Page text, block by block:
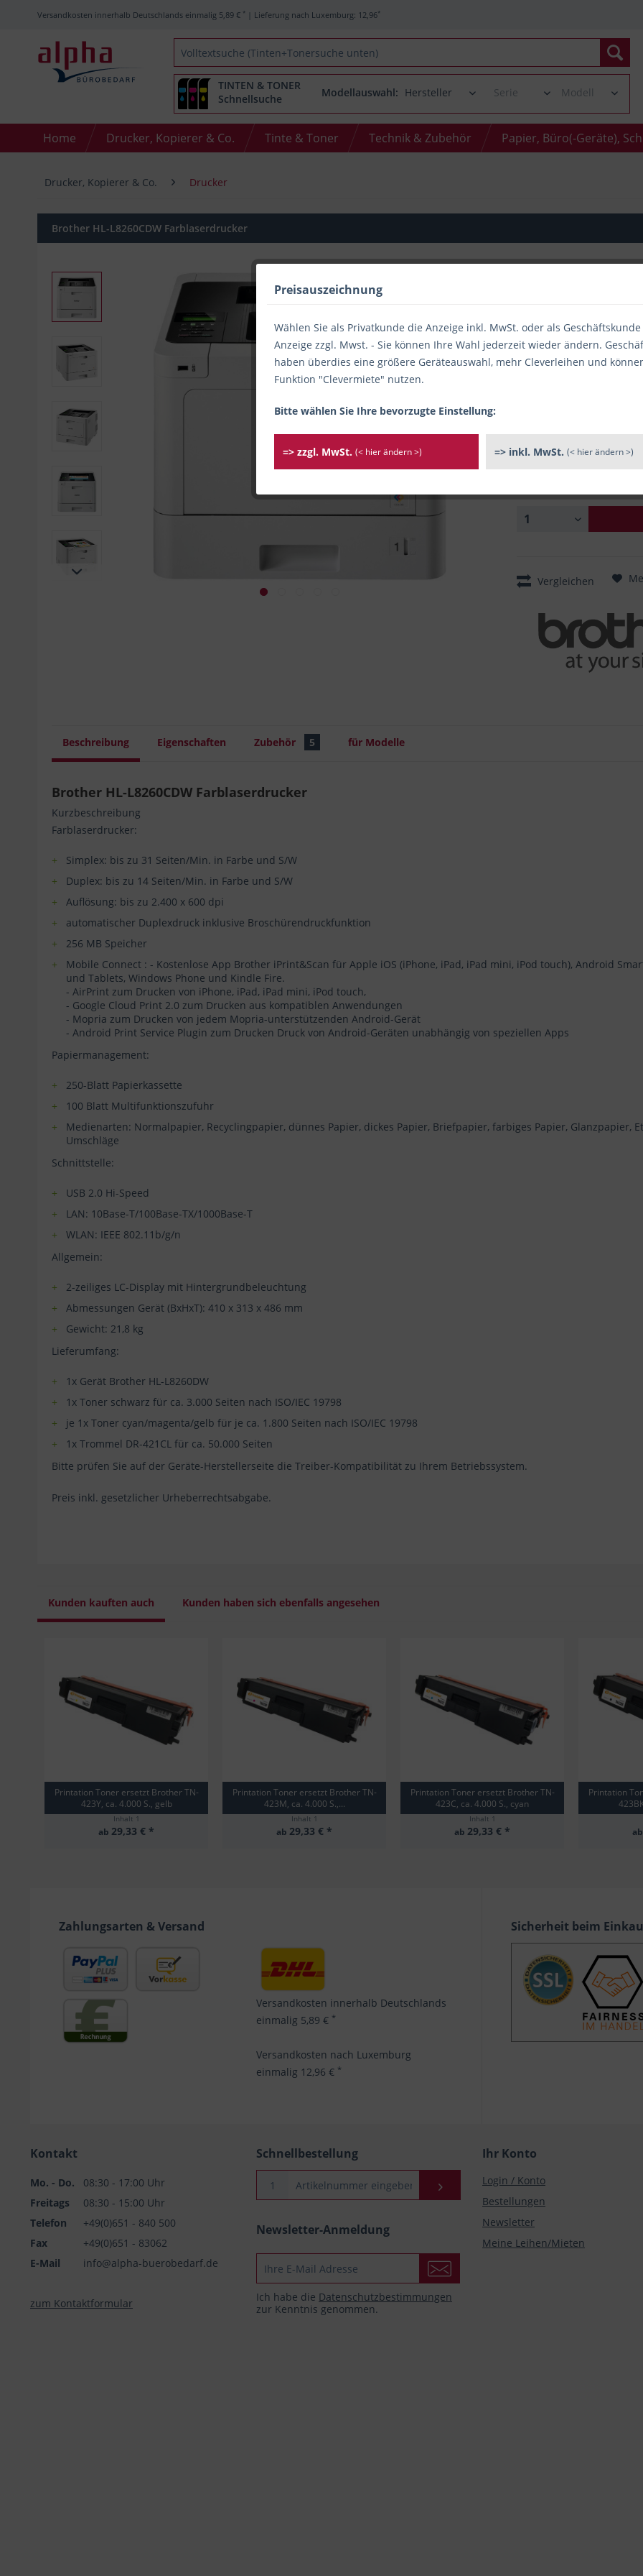
Versandkosten innerhalb Deutschlands einmalig 5,89 € * | Lieferung nach Luxemburg: 12,96*
TINTEN & TONER
Schnellsuche
Modellauswahl:
Home Drucker, Kopierer & Co. Tinte & Toner Technik & Zubehör Papier, Büro(-Geräte),
Drucker, Kopierer & Co. Drucker
Brother HL-L8260CDW Farblaserdrucker
Restbestand: mehr als 2 Stück
Sofort versandfertig,
/
Hersteller bzw.
Brother International GmbH,
riedla@brother.de
Vergleichen
Beschreibung Eigenschaften Zubehör 5 für Modelle
Brother HL-L8260CDW Farblaserdrucker
Kurzbeschreibung
Farblaserdrucker:
Simplex: bis zu 31 Seiten/Min. in Farbe und S/W
Duplex: bis zu 14 Seiten/Min. in Farbe und S/W
Auflösung: bis zu 2.400 x 600 dpi
automatischer Duplexdruck inklusive Broschürendruckfunktion
256 MB Speicher
Mobile Connect : - Kostenlose App Brother iPrint&Scan für Apple iOS (iPhone, iPad, iPad mini, iPod touch), Android
und Tablets, Windows Phone und Kindle Fire.
- AirPrint zum Drucken von iPhone, iPad, iPad mini, iPod touch,
- Google Cloud Print 2.0 zum Drucken aus kompatiblen Anwendungen
- Mopria zum Drucken von jedem Mopria-unterstützenden Android-Gerät
- Android Print Service Plugin zum Drucken Druck von Android-Geräten unabhängig von speziellen Apps
Papiermanagement:
250-Blatt Papierkassette
100 Blatt Multifunktionszufuhr
Medienarten: Normalpapier, Recyclingpapier, dünnes Papier, dickes Papier, Briefpapier, farbiges Papier, Glanzpapier,
Umschläge
Schnittstelle:
USB 2.0 Hi-Speed
LAN: 10Base-T/100Base-TX/1000Base-T
WLAN: IEEE 802.11b/g/n
Allgemein:
2-zeiliges LC-Display mit Hintergrundbeleuchtung
Abmessungen Gerät (BxHxT): 410 x 313 x 486 mm
Gewicht: 21,8 kg
Lieferumfang:
1x Gerät Brother HL-L8260DW
1x Toner schwarz für ca. 3.000 Seiten nach ISO/IEC 19798
je 1x Toner cyan/magenta/gelb für je ca. 1.800 Seiten nach ISO/IEC 19798
1x Trommel DR-421CL für ca. 50.000 Seiten
Bitte prüfen Sie auf der Geräte-Herstellerseite die Treiber-Kompatibilität zu Ihrem Betriebssystem.
Preis inkl. gesetzlicher Urheberrechtsabgabe.
Kunden kauften auch Kunden haben sich ebenfalls angesehen
Printation Toner ersetzt Brother TN-
423Y, ca. 4.000 S., gelb
Inhalt 1
ab 29,33 € *
Printation Toner ersetzt Brother TN-
423M, ca. 4.000 S.,...
Inhalt 1
ab 29,33 € *
Printation Toner ersetzt Brother TN-
423C, ca. 4.000 S., cyan
Inhalt 1
ab 29,33 € *
Printation
ab
Zahlungsarten & Versand
Versandkosten innerhalb Deutschlands
einmalig 5,89 € *
Versandkosten nach Luxemburg
einmalig 12,96 € *
Sicherheit beim
Kontakt
Mo. - Do.
08:30 - 17:00 Uhr
Freitags
08:30 - 15:00 Uhr
Telefon
+49(0)651 - 840 500
Fax
+49(0)651 - 83062
E-Mail
info@alpha-buerobedarf.de
zum Kontaktformular
Schnellbestellung
Newsletter-Anmeldung
Ich habe die Datenschutzbestimmungen
zur Kenntnis genommen.
Ihr Konto
Login / Konto
Bestellungen
Newsletter
Meine Leihen/Mieten
Preisauszeichnung
Wählen Sie als Privatkunde die Anzeige inkl. MwSt. oder als
Anzeige zzgl. Mwst. - Sie können Ihre Wahl jederzeit wieder ändern.
haben überdies eine größere Geräteauswahl, mehr Cleverleihen und
Funktion "Clevermiete" nutzen.
Bitte wählen Sie Ihre bevorzugte Einstellung:
=> zzgl. MwSt. (< hier ändern >) => inkl. MwSt. (< hier ändern >)